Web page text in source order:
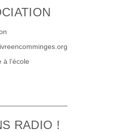
à l’école
RADIO !